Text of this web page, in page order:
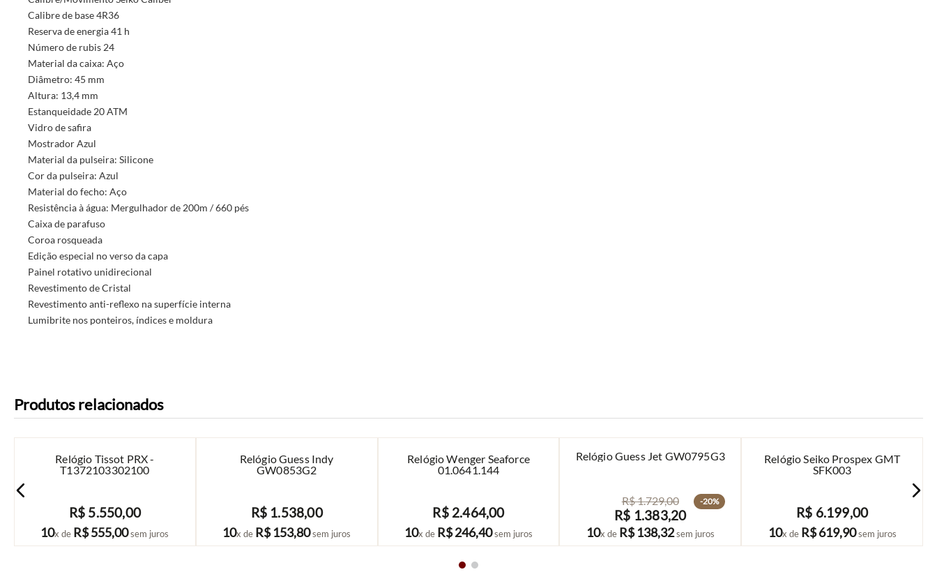
Calibre de base 4R36
Reserva de energia 41 h
Número de rubis 24
Material da caixa: Aço
Diâmetro: 45 mm
Altura: 13,4 mm
Estanqueidade 20 ATM
Vidro de safira
Mostrador Azul
Material da pulseira: Silicone
Cor da pulseira: Azul
Material do fecho: Aço
Resistência à água: Mergulhador de 200m / 660 pés
Caixa de parafuso
Coroa rosqueada
Edição especial no verso da capa
Painel rotativo unidirecional
Revestimento de Cristal
Revestimento anti-reflexo na superfície interna
Lumibrite nos ponteiros, índices e moldura
Produtos relacionados
Relógio Tissot PRX -
T1372103302100
R$ 5.550,00
10x de R$555,00sem juros
COMPRAR
Relógio Guess Indy
GW0853G2
R$ 1.538,00
10x de R$ 153,80sem juros
COMPRAR
Relógio Wenger Seaforce
01.0641.144
R$ 2.464,00
10x de R$246,40sem juros
COMPRAR
Relógio Guess Jet GW0795G3
R$1.729,00 -20%
R$ 1.383,20
10x de R$ 138,32sem juros
COMPRAR
Relógio Seiko Prospex GMT
SFK003
R$ 6.199,00
10x de R$ 619,90sem juros
COMPRAR